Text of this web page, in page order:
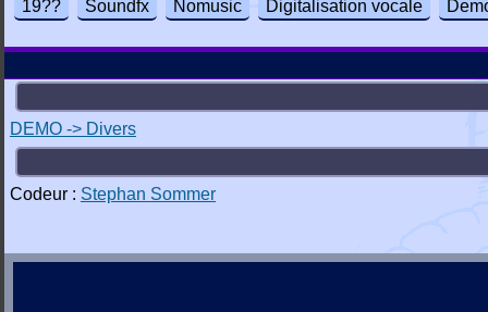
19?? Soundfx Nomusic Digitalisation vocale
DEMO -> Divers
Codeur : Stephan Sommer